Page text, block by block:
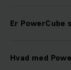
Er PowerCube
Hvad med